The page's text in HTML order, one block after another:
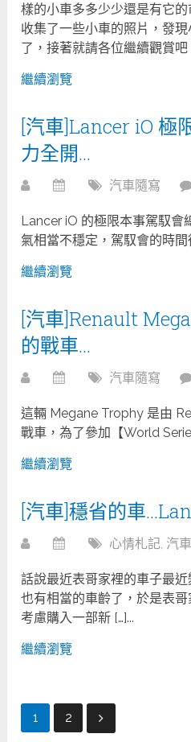
樣的小車多多少少還是有它
收集了一些小車的照片，發
了，接著就請各位繼續觀賞吧
繼續瀏覽
[汽車]Lancer iO 極
力全開…
汽車隨寫
Lancer iO 的極限本事駕馭會
氣相當不穩定，駕馭會的時
繼續瀏覽
[汽車]Renault
的戰車…
汽車隨寫
這輛 Megane Trophy 是由
戰車，為了參加【World Serie
繼續瀏覽
[汽車]穩省的車
心情札記, 汽
話說最近表哥家裡的車子最
也有相當的車齡了，於是表哥
考慮購入一部新 […]...
繼續瀏覽
文
1 2